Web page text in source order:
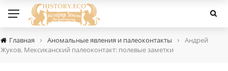
Главная › Аномальные явления и палеоконтакты ›
Андрей
Жуков. Мексиканский палеоконтакт: полевые заметки